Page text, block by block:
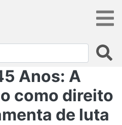
Anos: A
como direito
de luta